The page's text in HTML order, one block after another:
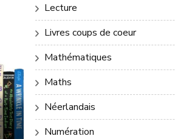
Lecture
Livres coups de coeur
Mathématiques
Maths
Néerlandais
Numération